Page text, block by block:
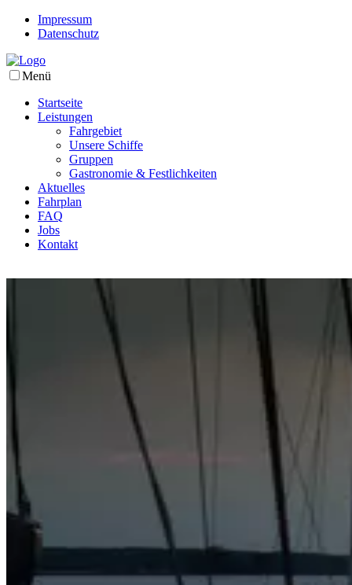
Impressum
Datenschutz
Menü
Startseite
Leistungen
Fahrgebiet
Unsere Schiffe
Gruppen
Gastronomie & Festlichkeiten
Aktuelles
Fahrplan
FAQ
Jobs
Kontakt